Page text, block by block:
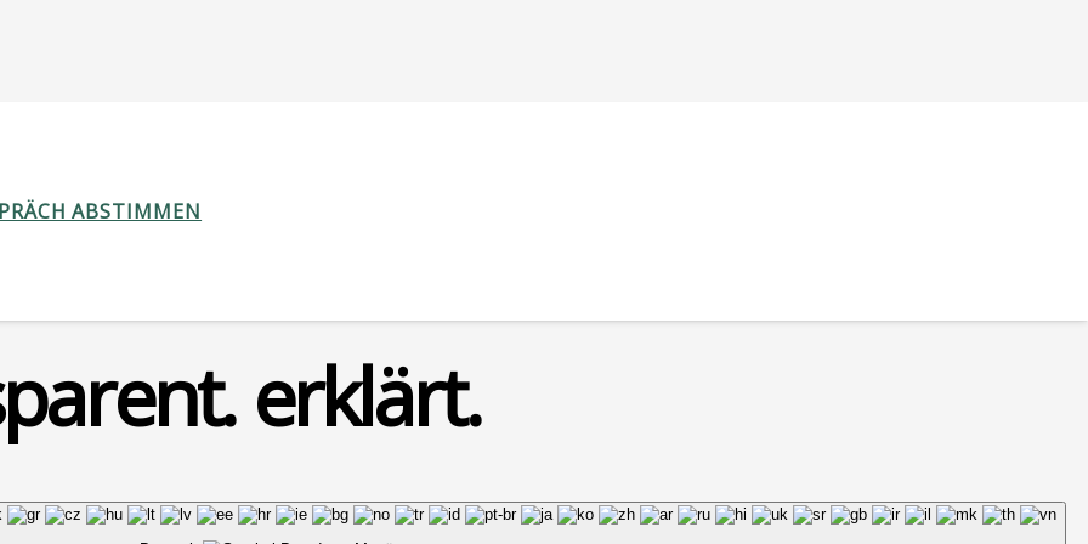
ABSTIMMEN
erklärt.